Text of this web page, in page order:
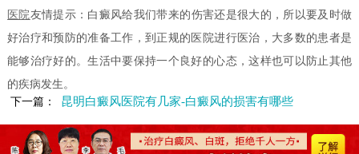
医院友情提示：白癜风给我们带来的伤害还是很大的，所以要及时做
好治疗和预防的准备工作，到正规的医院进行医治，大多数的患者是
能够治疗好的。生活中要保持一个良好的心态，这样也可以防止其他
的疾病发生。
下一篇：
昆明白癜风医院有几家-白癜风的损害有哪些